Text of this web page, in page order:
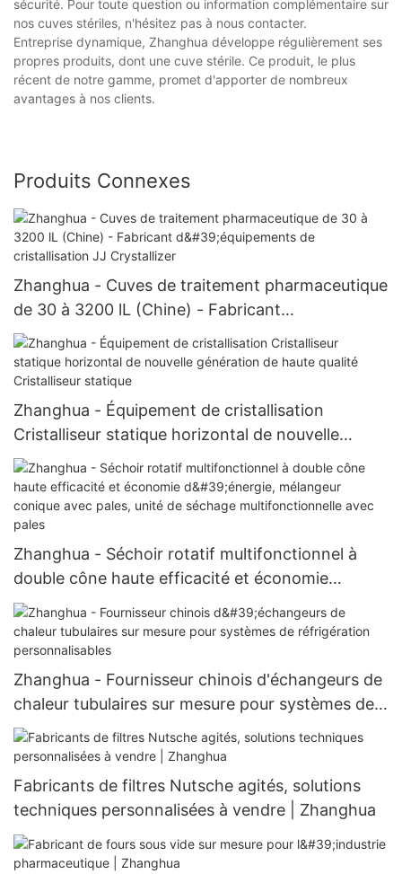
sécurité. Pour toute question ou information complémentaire sur
nos cuves stériles, n'hésitez pas à nous contacter.
Entreprise dynamique, Zhanghua développe régulièrement ses
propres produits, dont une cuve stérile. Ce produit, le plus
récent de notre gamme, promet d'apporter de nombreux
avantages à nos clients.
Produits Connexes
Zhanghua - Cuves de traitement pharmaceutique
de 30 à 3200 lL (Chine) - Fabricant
d'équipements de cristallisation JJ Crystallizer
Zhanghua - Équipement de cristallisation
Cristalliseur statique horizontal de nouvelle
génération de haute qualité Cristalliseur statique
Zhanghua - Séchoir rotatif multifonctionnel à
double cône haute efficacité et économie
d'énergie, mélangeur conique avec pales, unité
de séchage multifonctionnelle avec pales
Zhanghua - Fournisseur chinois d'échangeurs de
chaleur tubulaires sur mesure pour systèmes de
réfrigération personnalisables
Fabricants de filtres Nutsche agités, solutions
techniques personnalisées à vendre | Zhanghua